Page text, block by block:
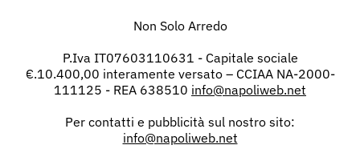
Non Solo Arredo
P.Iva IT07603110631 - Capitale sociale
€.10.400,00 interamente versato – CCIAA NA-2000-
111125 - REA 638510 info@napoliweb.net
Per contatti e pubblicità sul nostro sito:
info@napoliweb.net